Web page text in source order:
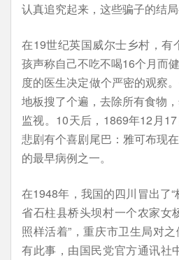
认真追究起来，这些骗子的结局
在19世纪英国威尔士乡村，有
孩声称自己不吃不喝16个月而
度的医生决定做个严密的观察
地板搜了个遍，去除所有食物
监视。10天后，1869年12月
悲剧有个喜剧尾巴：雅可布现
的最早病例之一。
在1948年，我国的四川冒出了
省石柱县桥头坝村一个农家女
照样活着”，重庆市卫生局对
有此事，由国民党官方通讯社